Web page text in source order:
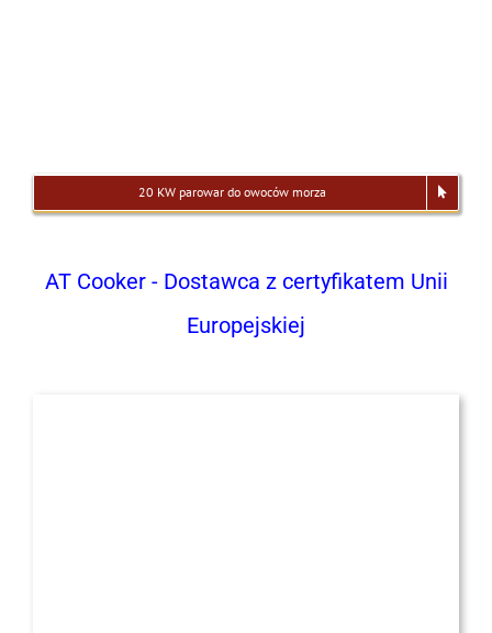
20 KW parowar do owoców morza
AT Cooker - Dostawca z certyfikatem Unii
Europejskiej